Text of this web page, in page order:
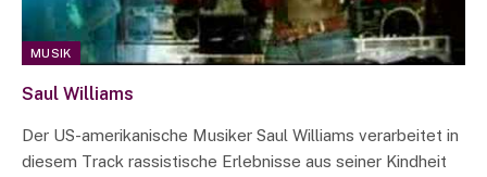
MUSIK
Saul Williams
Der US-amerikanische Musiker Saul Williams verarbeitet in
diesem Track rassistische Erlebnisse aus seiner Kindheit